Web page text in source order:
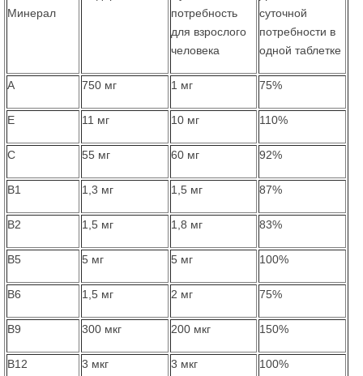
Минерал
потребность
для взрослого
человека
суточной
потребности в
одной таблетке
А 750 мг 1 мг 75%
Е 11 мг 10 мг 110%
С 55 мг 60 мг 92%
В1 1,3 мг 1,5 мг 87%
В2 1,5 мг 1,8 мг 83%
В5 5 мг 5 мг 100%
В6 1,5 мг 2 мг 75%
В9 300 мкг 200 мкг 150%
B12 3 мкг 3 мкг 100%